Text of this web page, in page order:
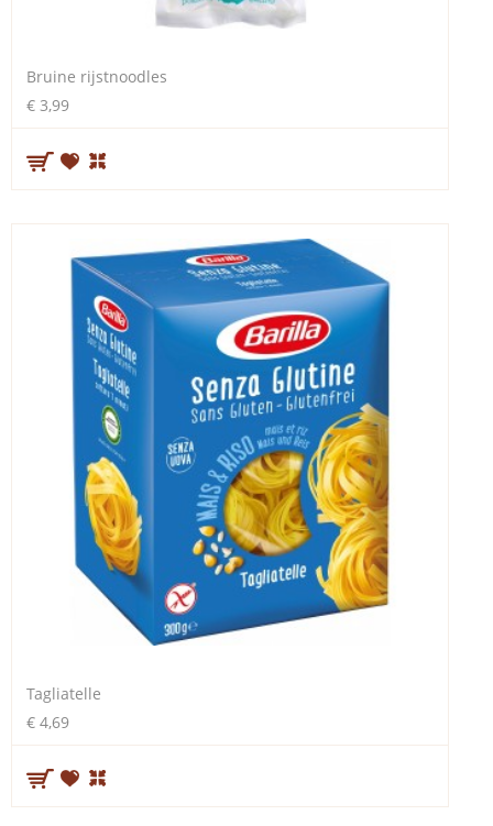
Bruine rijstnoodles
€ 3,99
Tagliatelle
€ 4,69